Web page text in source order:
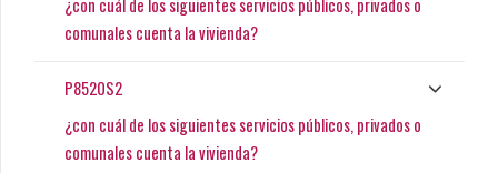
¿con cuál de los siguientes servicios públicos, privados o
comunales cuenta la vivienda?
P8520S2
¿con cuál de los siguientes servicios públicos, privados o
comunales cuenta la vivienda?